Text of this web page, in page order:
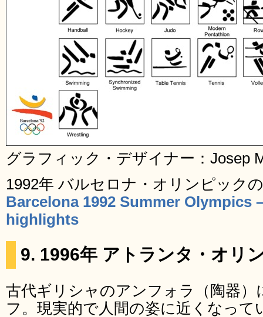
グラフィック・デザイナー：Josep
1992年 バルセロナ・オリンピック
Barcelona 1992 Summer Olympics
highlights
9. 1996年 アトランタ・オリ
古代ギリシャのアンフォラ（陶器）
フ。現実的で人間の姿に近くなって